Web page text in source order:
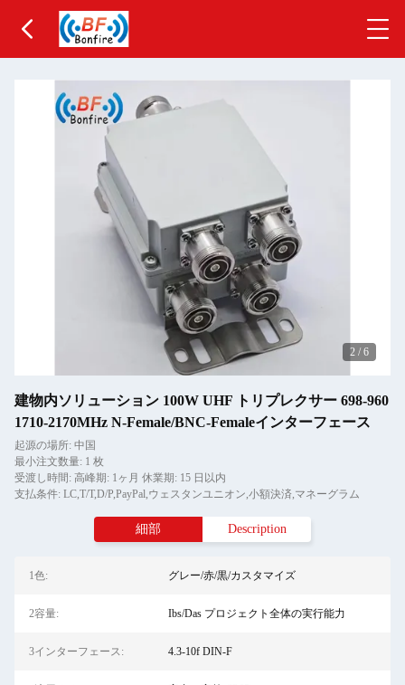
2 / 6
建物内ソリューション 100W UHF トリプレクサー 698-960
1710-2170MHz N-Female/BNC-Femaleインターフェース
起源の場所: 中国
最小注文数量: 1 枚
受渡し時間: 高峰期: 1ヶ月 休業期: 15 日以内
支払条件: LC,T/T,D/P,PayPal,ウェスタンユニオン,小額決済,マネーグラム
細部 Description
1色: グレー/赤/黒/カスタマイズ
2容量: Ibs/Das プロジェクト全体の実行能力
3インターフェース: 4.3-10f DIN-F